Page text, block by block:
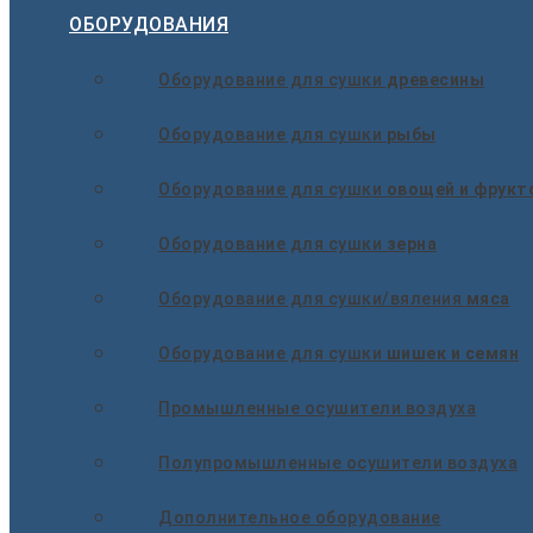
ОБОРУДОВАНИЯ
Оборудование для сушки древесины
Оборудование для сушки рыбы
Оборудование для сушки овощей и
Оборудование для сушки зерна
Оборудование для сушки/вяления мяса
Оборудование для сушки шишек и семян
Промышленные осушители воздуха
Полупромышленные осушители воздуха
Дополнительное оборудование